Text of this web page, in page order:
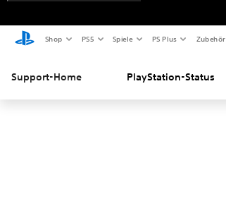
Shop PS5 Spiele PS Plus Zubehör
Support-Home PlayStation-Status